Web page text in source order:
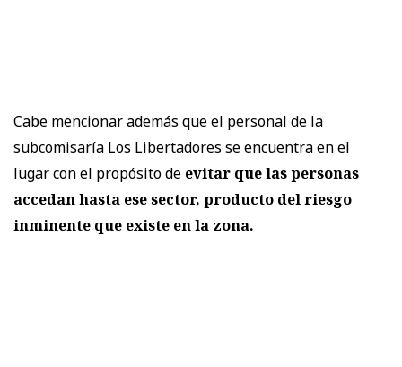
Cabe mencionar además que el personal de la
subcomisaría Los Libertadores se encuentra en el
lugar con el propósito de evitar que las personas
accedan hasta ese sector, producto del riesgo
inminente que existe en la zona.